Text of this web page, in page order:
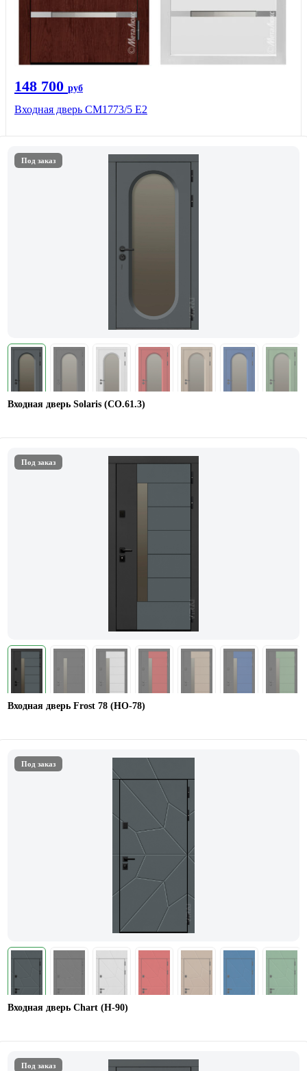
148 700 руб
Входная дверь СМ1773/5 Е2
Под заказ
Входная дверь Solaris (СО.61.3)
Под заказ
Входная дверь Frost 78 (НО-78)
Под заказ
Входная дверь Chart (Н-90)
Под заказ